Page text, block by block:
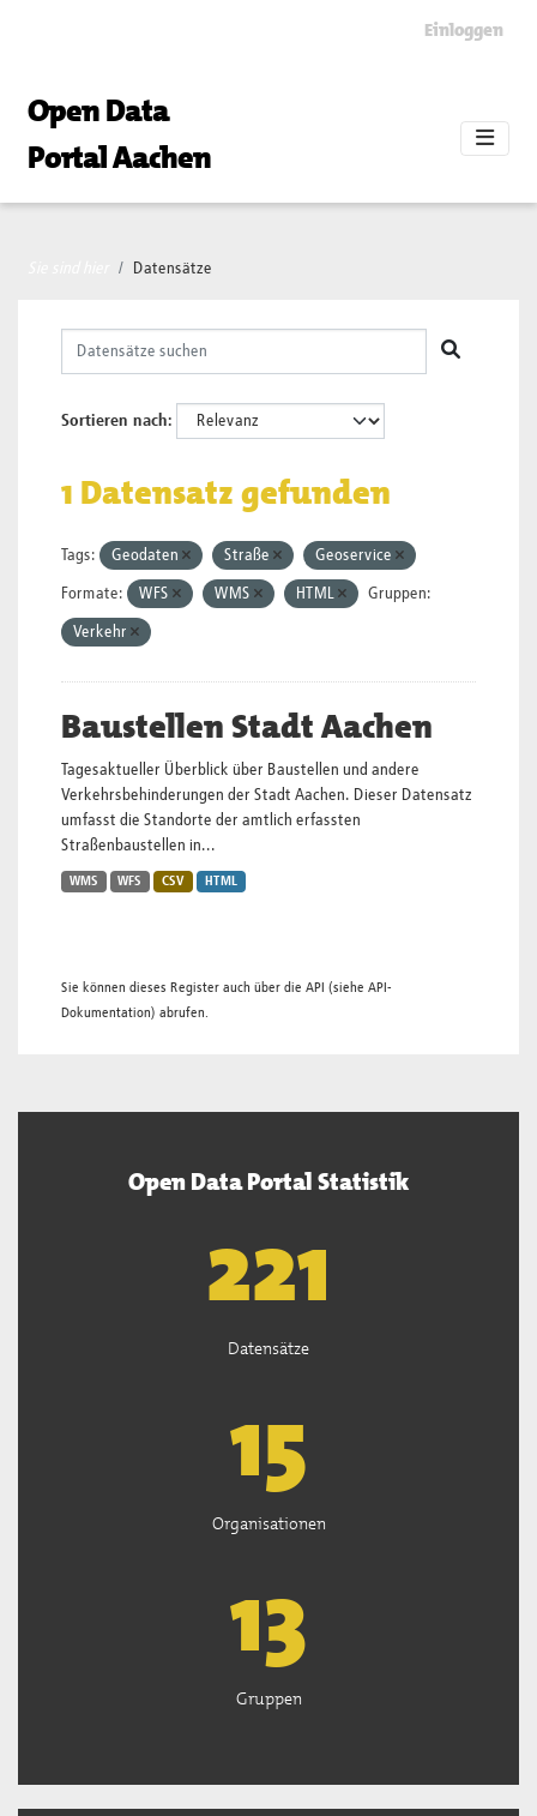
Einloggen
Open Data
Portal Aachen
Datensätze
Sortieren nach
1 Datensatz gefunden
Tags: Geodaten Straße Geoservice
Formate: WFS WMS HTML Gruppen:
Verkehr
Baustellen Stadt Aachen
Tagesaktueller Überblick über Baustellen und andere
Verkehrsbehinderungen der Stadt Aachen. Dieser Datensatz
umfasst die Standorte der amtlich erfassten
Straßenbaustellen in...
WMS WFS CSV HTML
Sie können dieses Register auch über die API (siehe API-
Dokumentation) abrufen.
Open Data Portal Statistik
222
Datensätze
15
Organisationen
13
Gruppen